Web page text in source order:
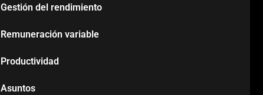
Gestión del rendimiento
Remuneración variable
Productividad
Asuntos